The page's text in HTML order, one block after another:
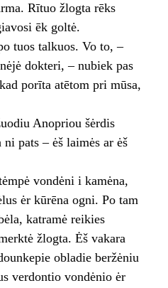
Rītuo žlogta rēks
ēk goltė.
tuos talkuos. Vo to, –
dokteri, – nubiek pas
porīta atētom pri mūsa,
Anopriou šėrdis
pats – ėš laimės ar ėš
vondėni i kamėna,
ėr kūrēna ogni. Po tam
katramė reikies
žlogta. Ėš vakara
obladie beržėniu
verdontio vondėnio ėr